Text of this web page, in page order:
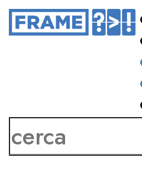
Silvia